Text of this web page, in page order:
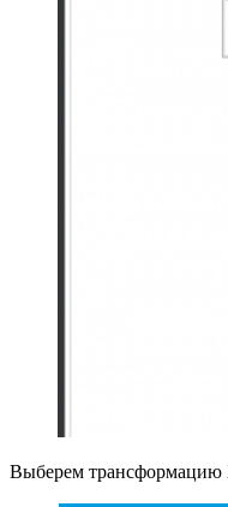
Выберем трансформацию